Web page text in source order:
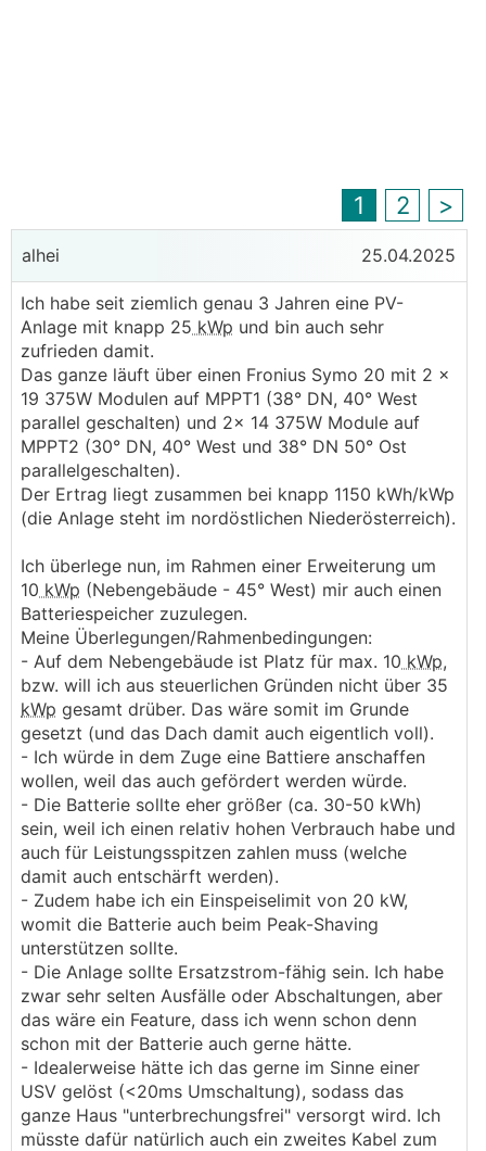
1 2 >
alhei 25.04.2025
Ich habe seit ziemlich genau 3 Jahren eine PV-
Anlage mit knapp 25 kWp und bin auch sehr
zufrieden damit.
Das ganze läuft über einen Fronius Symo 20 mit 2 x
19 375W Modulen auf MPPT1 (38° DN, 40° West
parallel geschalten) und 2x 14 375W Module auf
MPPT2 (30° DN, 40° West und 38° DN 50° Ost
parallelgeschalten).
Der Ertrag liegt zusammen bei knapp 1150 kWh/kWp
(die Anlage steht im nordöstlichen Niederösterreich).
Ich überlege nun, im Rahmen einer Erweiterung um
10 kWp (Nebengebäude - 45° West) mir auch einen
Batteriespeicher zuzulegen.
Meine Überlegungen/Rahmenbedingungen:
- Auf dem Nebengebäude ist Platz für max. 10 kWp,
bzw. will ich aus steuerlichen Gründen nicht über 35
kWp gesamt drüber. Das wäre somit im Grunde
gesetzt (und das Dach damit auch eigentlich voll).
- Ich würde in dem Zuge eine Battiere anschaffen
wollen, weil das auch gefördert werden würde.
- Die Batterie sollte eher größer (ca. 30-50 kWh)
sein, weil ich einen relativ hohen Verbrauch habe und
auch für Leistungsspitzen zahlen muss (welche
damit auch entschärft werden).
- Zudem habe ich ein Einspeiselimit von 20 kW,
womit die Batterie auch beim Peak-Shaving
unterstützen sollte.
- Die Anlage sollte Ersatzstrom-fähig sein. Ich habe
zwar sehr selten Ausfälle oder Abschaltungen, aber
das wäre ein Feature, dass ich wenn schon denn
schon mit der Batterie auch gerne hätte.
- Idealerweise hätte ich das gerne im Sinne einer
USV gelöst (<20ms Umschaltung), sodass das
ganze Haus "unterbrechungsfrei" versorgt wird. Ich
müsste dafür natürlich auch ein zweites Kabel zum